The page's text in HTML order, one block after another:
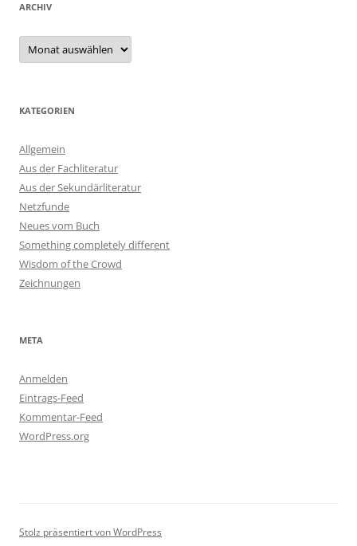
ARCHIV
Archiv
KATEGORIEN
Allgemein
Aus der Fachliteratur
Aus der Sekundärliteratur
Netzfunde
Neues vom Buch
Something completely different
Wisdom of the Crowd
Zeichnungen
META
Anmelden
Eintrags-Feed
Kommentar-Feed
WordPress.org
Stolz präsentiert von WordPress